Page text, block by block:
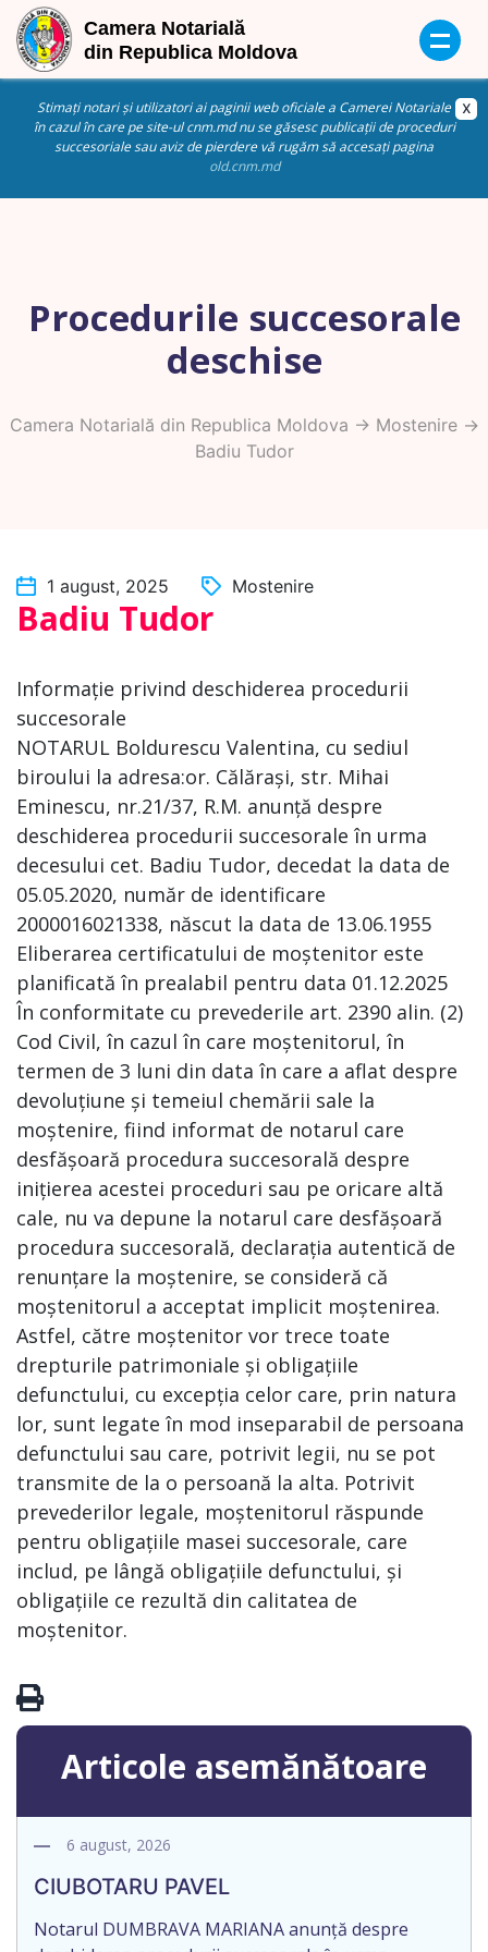
Stimați notari și utilizatori ai paginii web oficiale a Camerei Notariale
în cazul în care pe site-ul cnm.md nu se găsesc publicații de proceduri
succesoriale sau aviz de pierdere vă rugăm să accesați pagina
old.cnm.md
Procedurile succesorale
deschise
Camera Notarială din Republica Moldova -> Mostenire->
Badiu Tudor
1 august, 2025 Mostenire
Badiu Tudor
Informație privind deschiderea procedurii
succesorale
NOTARUL Boldurescu Valentina, cu sediul
biroului la adresa:or. Călărași, str. Mihai
Eminescu, nr.21/37, R.M. anunță despre
deschiderea procedurii succesorale în urma
decesului cet. Badiu Tudor, decedat la data de
05.05.2020, număr de identificare
2000016021338, născut la data de 13.06.1955
Eliberarea certificatului de moștenitor este
planificată în prealabil pentru data 01.12.2025
În conformitate cu prevederile art. 2390 alin. (2)
Cod Civil, în cazul în care moștenitorul, în
termen de 3 luni din data în care a aflat despre
devoluțiune și temeiul chemării sale la
moștenire, fiind informat de notarul care
desfășoară procedura succesorală despre
inițierea acestei proceduri sau pe oricare altă
cale, nu va depune la notarul care desfășoară
procedura succesorală, declarația autentică de
renunțare la moștenire, se consideră că
moștenitorul a acceptat implicit moștenirea.
Astfel, către moștenitor vor trece toate
drepturile patrimoniale și obligațiile
defunctului, cu excepția celor care, prin natura
lor, sunt legate în mod inseparabil de persoana
defunctului sau care, potrivit legii, nu se pot
transmite de la o persoană la alta. Potrivit
prevederilor legale, moștenitorul răspunde
pentru obligațiile masei succesorale, care
includ, pe lângă obligațiile defunctului, și
obligațiile ce rezultă din calitatea de
moștenitor.
Articole asemănătoare
6 august, 2026
CIUBOTARU PAVEL
Notarul DUMBRAVA MARIANA anunță despre